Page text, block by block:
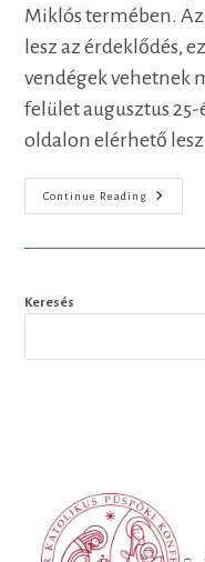
Miklós termében.
lesz az érdeklődés,
vendégek vehetnek
felület augusztus
oldalon elérhető
Continue ReadingPál
Feri
Keresés